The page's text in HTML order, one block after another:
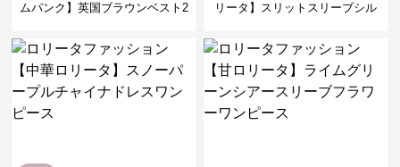
ムパンク】英国ブラウンベスト2
リータ】スリットスリーブシル